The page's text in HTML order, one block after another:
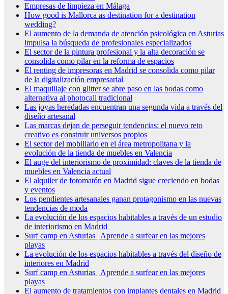
Empresas de limpieza en Málaga
How good is Mallorca as destination for a destination
wedding?
El aumento de la demanda de atención psicológica en Asturias
impulsa la búsqueda de profesionales especializados
El sector de la pintura profesional y la alta decoración se
consolida como pilar en la reforma de espacios
El renting de impresoras en Madrid se consolida como pilar
de la digitalización empresarial
El maquillaje con glitter se abre paso en las bodas como
alternativa al photocall tradicional
Las joyas heredadas encuentran una segunda vida a través del
diseño artesanal
Las marcas dejan de perseguir tendencias: el nuevo reto
creativo es construir universos propios
El sector del mobiliario en el área metropolitana y la
evolución de la tienda de muebles en Valencia
El auge del interiorismo de proximidad: claves de la tienda de
muebles en Valencia actual
El alquiler de fotomatón en Madrid sigue creciendo en bodas
y eventos
Los pendientes artesanales ganan protagonismo en las nuevas
tendencias de moda
La evolución de los espacios habitables a través de un estudio
de interiorismo en Madrid
Surf camp en Asturias | Aprende a surfear en las mejores
playas
La evolución de los espacios habitables a través del diseño de
interiores en Madrid
Surf camp en Asturias | Aprende a surfear en las mejores
playas
El aumento de tratamientos con implantes dentales en Madrid